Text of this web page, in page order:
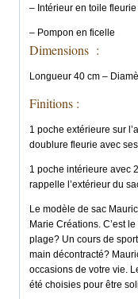
– Intérieur en toile
– Pompon en ficelle
Dimensions :
Longueur 40 cm –
Finitions :
1 poche extérieure sur
doublure fleurie avec
1 poche intérieure avec
rappelle l’extérieur du
Le modèle de sac
Marie Créations. C’est
plage? Un cours de
main décontracté?
occasions de votre vie.
été choisies pour être